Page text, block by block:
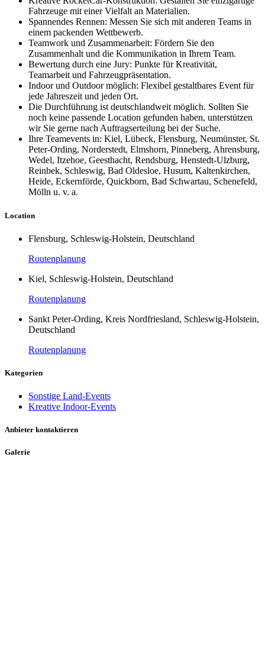
Fahrzeuge mit einer Vielfalt an Materialien.
Spannendes Rennen: Messen Sie sich mit anderen Teams in
einem packenden Wettbewerb.
Teamwork und Zusammenarbeit: Fördern Sie den
Zusammenhalt und die Kommunikation in Ihrem Team.
Bewertung durch eine Jury: Punkte für Kreativität,
Teamarbeit und Fahrzeugpräsentation.
Indoor und Outdoor möglich: Flexibel gestaltbares Event für
jede Jahreszeit und jeden Ort.
Die Durchführung ist deutschlandweit möglich. Sollten Sie
noch keine passende Location gefunden haben, unterstützen
wir Sie gerne nach Auftragserteilung bei der Suche.
Ihre Teamevents in: Kiel, Lübeck, Flensburg, Neumünster, St.
Peter-Ording, Norderstedt, Elmshorn, Pinneberg, Ahrensburg,
Wedel, Itzehoe, Geesthacht, Rendsburg, Henstedt-Ulzburg,
Reinbek, Schleswig, Bad Oldesloe, Husum, Kaltenkirchen,
Heide, Eckernförde, Quickborn, Bad Schwartau, Schenefeld,
Mölln u. v. a.
Location
Flensburg, Schleswig-Holstein, Deutschland
Routenplanung
Kiel, Schleswig-Holstein, Deutschland
Routenplanung
Sankt Peter-Ording, Kreis Nordfriesland, Schleswig-Holstein,
Deutschland
Routenplanung
Kategorien
Sonstige Land-Events
Kreative Indoor-Events
Anbieter kontaktieren
Galerie